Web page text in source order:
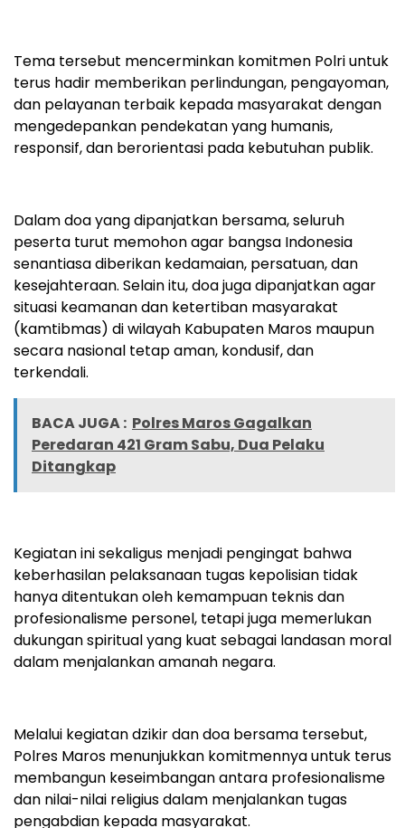
Tema tersebut mencerminkan komitmen Polri untuk
terus hadir memberikan perlindungan, pengayoman,
dan pelayanan terbaik kepada masyarakat dengan
mengedepankan pendekatan yang humanis,
responsif, dan berorientasi pada kebutuhan publik.
Dalam doa yang dipanjatkan bersama, seluruh
peserta turut memohon agar bangsa Indonesia
senantiasa diberikan kedamaian, persatuan, dan
kesejahteraan. Selain itu, doa juga dipanjatkan agar
situasi keamanan dan ketertiban masyarakat
(kamtibmas) di wilayah Kabupaten Maros maupun
secara nasional tetap aman, kondusif, dan
terkendali.
BACA JUGA : Polres Maros Gagalkan
Peredaran 421 Gram Sabu, Dua Pelaku
Ditangkap
Kegiatan ini sekaligus menjadi pengingat bahwa
keberhasilan pelaksanaan tugas kepolisian tidak
hanya ditentukan oleh kemampuan teknis dan
profesionalisme personel, tetapi juga memerlukan
dukungan spiritual yang kuat sebagai landasan moral
dalam menjalankan amanah negara.
Melalui kegiatan dzikir dan doa bersama tersebut,
Polres Maros menunjukkan komitmennya untuk terus
membangun keseimbangan antara profesionalisme
dan nilai-nilai religius dalam menjalankan tugas
pengabdian kepada masyarakat.